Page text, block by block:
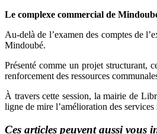
Le complexe commercial de
Au-delà de l’examen des comptes de
Mindoubé.
Présenté comme un projet structurant,
renforcement des ressources
À travers cette session, la mairie de
ligne de mire l’amélioration des
Ces articles peuvent aussi vous